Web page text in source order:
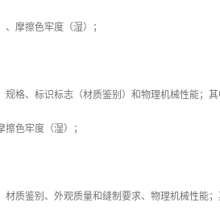
摩擦色牢度（湿）；
规格、标识标志（材质鉴别）和物理机械性能；
色牢度（湿）；
材质鉴别、外观质量和缝制要求、物理机械性能